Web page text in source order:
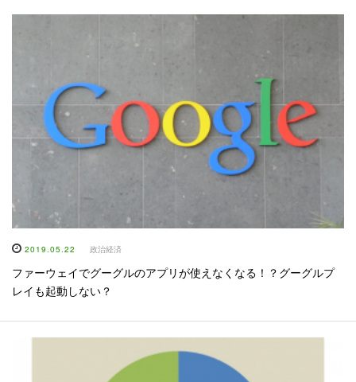
2019.05.22 政治経済
ファーウェイでグーグルのアプリが使えなくなる！？グーグルプ
レイも起動しない？